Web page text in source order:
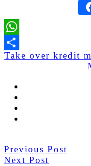
Take over kredit
Previous Post
Next Post